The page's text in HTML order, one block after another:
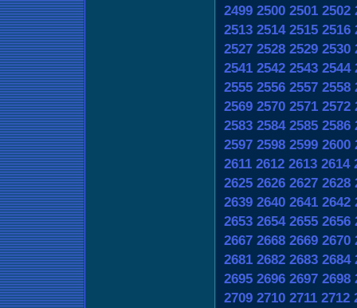
2499 2500 2501 2502
2513 2514 2515 2516
2527 2528 2529 2530
2541 2542 2543 2544
2555 2556 2557 2558
2569 2570 2571 2572
2583 2584 2585 2586
2597 2598 2599 2600
2611 2612 2613 2614
2625 2626 2627 2628
2639 2640 2641 2642
2653 2654 2655 2656
2667 2668 2669 2670
2681 2682 2683 2684
2695 2696 2697 2698
2709 2710 2711 2712